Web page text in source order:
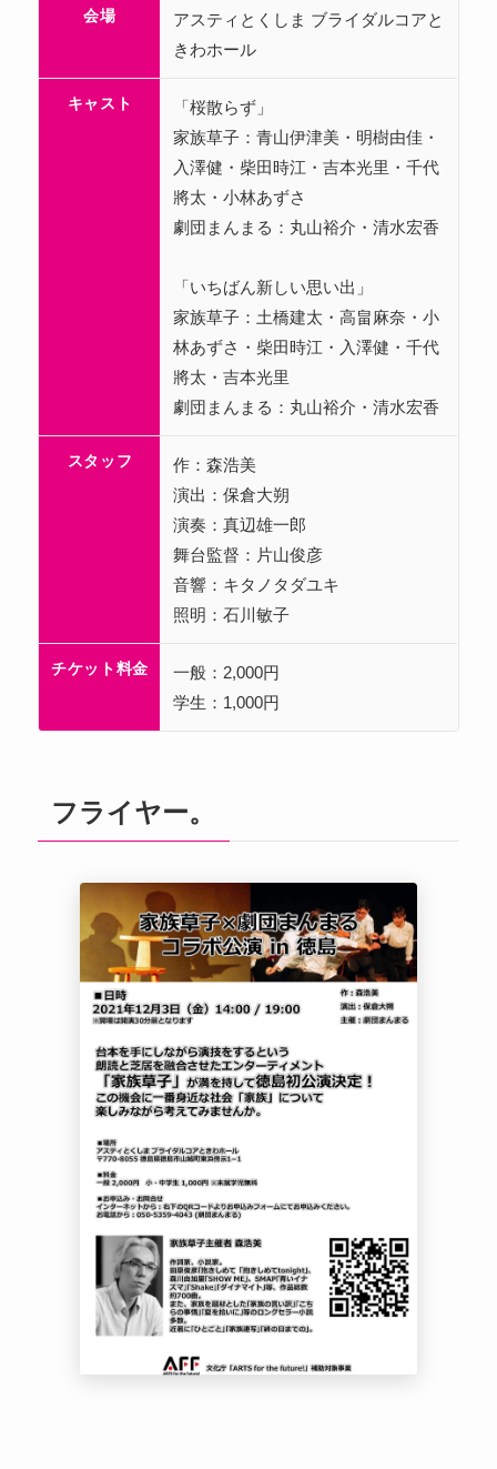
会場
アスティとくしま ブライダルコアと
きわホール
キャスト
「桜散らず」
家族草子：青山伊津美・明樹由佳・
入澤健・柴田時江・吉本光里・千代
將太・小林あずさ
劇団まんまる：丸山裕介・清水宏香
「いちばん新しい思い出」
家族草子：土橋建太・高畠麻奈・小
林あずさ・柴田時江・入澤健・千代
將太・吉本光里
劇団まんまる：丸山裕介・清水宏香
スタッフ
作：森浩美
演出：保倉大朔
演奏：真辺雄一郎
舞台監督：片山俊彦
音響：キタノタダユキ
照明：石川敏子
チケット料金
一般：2,000円
学生：1,000円
フライヤー。